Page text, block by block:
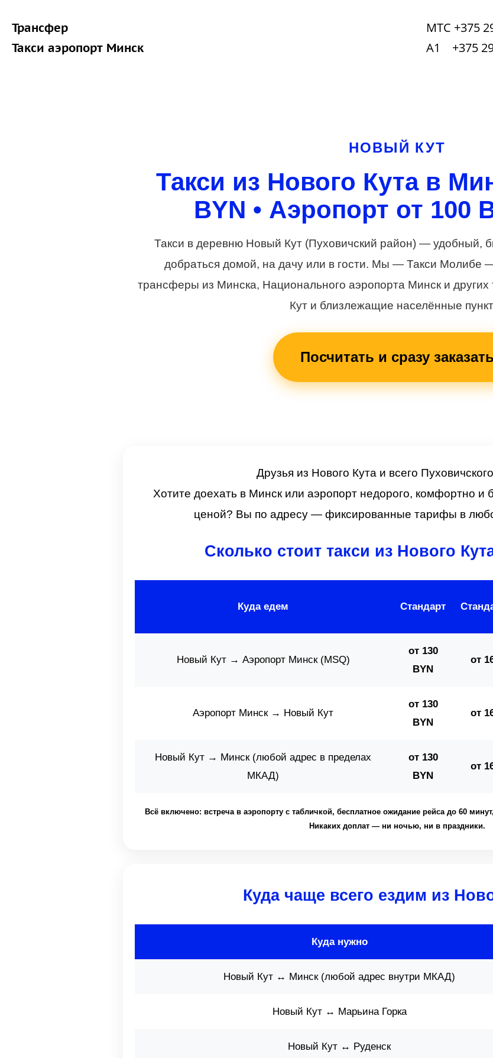
Трансфер
Такси аэропорт Минск
МТС +375
А1 +375
НОВЫЙ КУТ
Такси из Нового Кута в
BYN • Аэропорт от 100
Такси в деревню Новый Кут (Пуховичский район) — удобный,
добраться домой, на дачу или в гости. Мы — Такси Молибе
трансферы из Минска, Национального аэропорта Минск и
Кут и близлежащие населённые
Посчитать и сразу заказать
Друзья из Нового Кута и всего
Хотите доехать в Минск или аэропорт недорого, комфортно и
ценой? Вы по адресу — фиксированные тарифы в
Сколько стоит такси из Нового
Куда едем Стандарт
Новый Кут → Аэропорт Минск (MSQ)
от 130
BYN
от
Аэропорт Минск → Новый Кут
от 130
BYN
от
Новый Кут → Минск (любой адрес в пределах
МКАД)
от 130
BYN
от
Всё включено: встреча в аэропорту с табличкой, бесплатное ожидание рейса до 60
Никаких доплат — ни ночью, ни в праздники.
Куда чаще всего ездим из
Куда нужно
Новый Кут ↔ Минск (любой адрес внутри МКАД)
Новый Кут ↔ Марьина Горка
Новый Кут ↔ Руденск